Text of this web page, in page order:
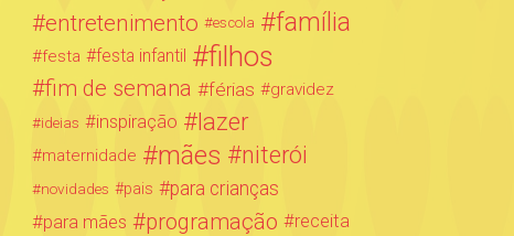
entretenimento escola família
festa festa infantil filhos
fim de semana férias gravidez
ideias inspiração lazer
maternidade mães niterói
novidades pais
para crianças
para mães
programação receita